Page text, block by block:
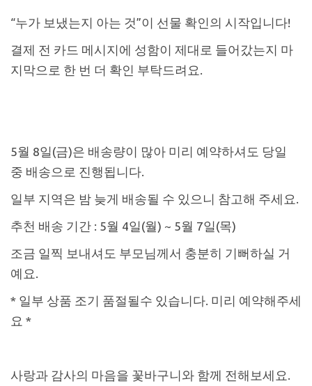
“누가 보냈는지 아는 것”이 선물 확인의 시작입니다!
결제 전 카드 메시지에 성함이 제대로 들어갔는지 마
지막으로 한 번 더 확인 부탁드려요.
5월 8일(금)은 배송량이 많아 미리 예약하셔도 당일
중 배송으로 진행됩니다.
일부 지역은 밤 늦게 배송될 수 있으니 참고해 주세요.
추천 배송 기간 : 5월 4일(월) ~ 5월 7일(목)
조금 일찍 보내셔도 부모님께서 충분히 기뻐하실 거
예요.
* 일부 상품 조기 품절될수 있습니다. 미리 예약해주세
요 *
사랑과 감사의 마음을 꽃바구니와 함께 전해보세요.